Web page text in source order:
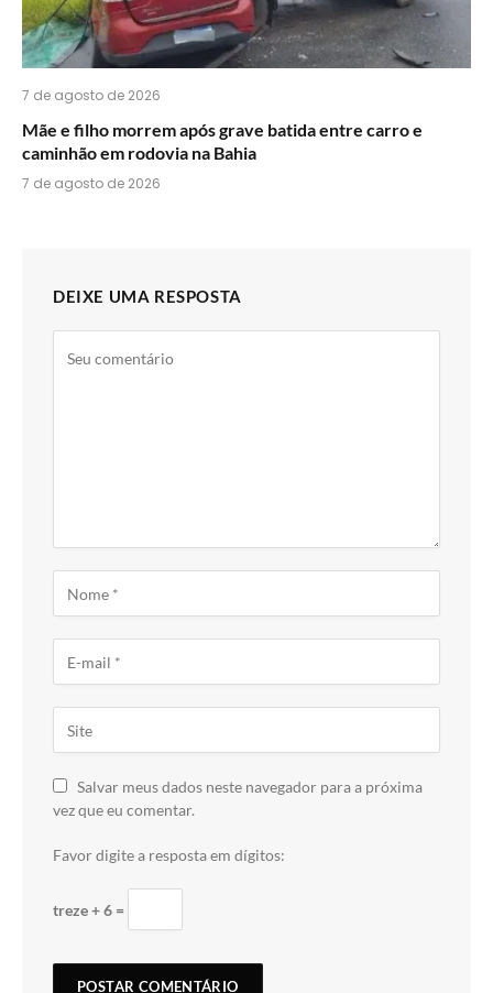
7 de agosto de 2026
Mãe e filho morrem após grave batida entre carro e
caminhão em rodovia na Bahia
7 de agosto de 2026
DEIXE UMA RESPOSTA
Salvar meus dados neste navegador para a próxima
vez que eu comentar.
Favor digite a resposta em dígitos:
treze + 6 =